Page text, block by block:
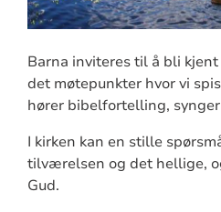
Barna inviteres til å bli
det møtepunkter hvor vi
hører bibelfortelling,
I kirken kan en stille
tilværelsen og det hellige,
Gud.